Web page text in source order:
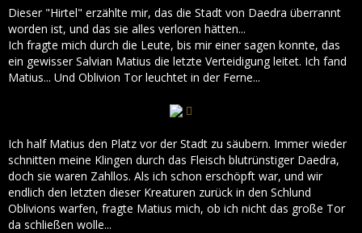
Dieser "Hirtel" erzählte mir, das die Stadt von Daedra überrannt
worden ist, und das sie alles verloren hätten...
Ich fragte mich durch die Leute, bis mir einer sagen konnte, das
ein gewisser Salvian Matius die letzte Verteidigung leitet. Ich fand
Matius... Und Oblivion Tor leuchtet in der Ferne...
Ich half Matius den Platz vor der Stadt zu säubern. Immer wieder
schnitten meine Klingen durch das Fleisch blutrünstiger Daedra,
doch sie waren Zahllos. Als ich schon erschöpft war, und wir
endlich den letzten dieser Kreaturen zurück in den Schlund
Oblivions warfen, fragte Matius mich, ob ich nicht das große Tor
da schließen wolle...